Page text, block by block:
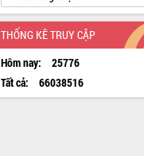
THỐNG KÊ TRUY CẬP
Hôm nay:
25776
Tất cả:
66038516